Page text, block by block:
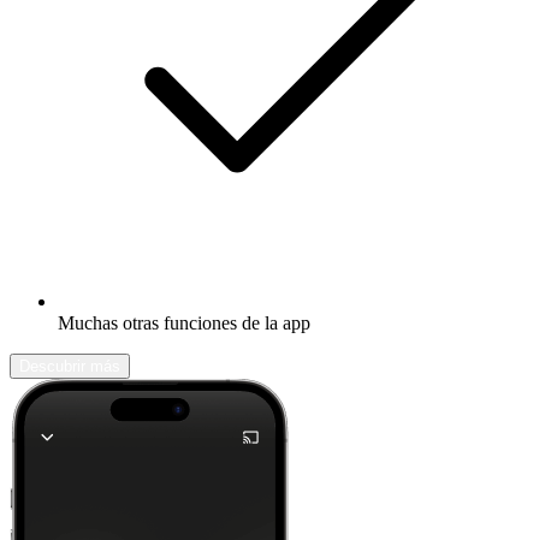
Muchas otras funciones de la app